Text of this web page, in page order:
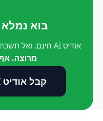
בוא
אודיט AI חינם. ואל תשכח —
מרוצה.
קבל אודיט AI חינם עכשיו